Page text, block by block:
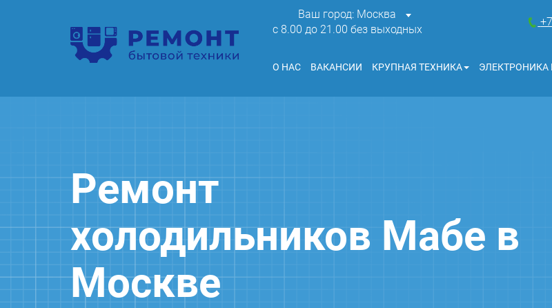
Ваш город: Москва
c 8.00 до 21.00 без выходных
О НАС ВАКАНСИИ КРУПНАЯ ТЕХНИКА ЭЛЕКТРОНИКА
Ремонт
холодильников Мабе в
Москве